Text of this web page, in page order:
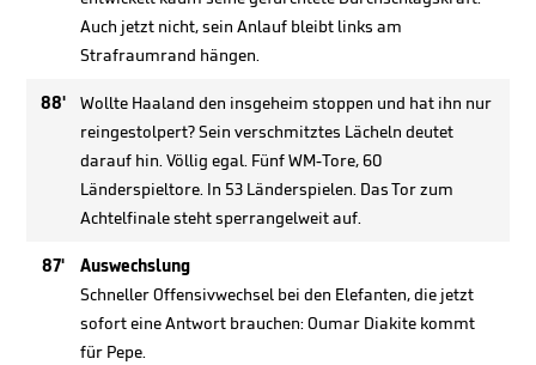
Auch jetzt nicht, sein Anlauf bleibt links am
Strafraumrand hängen.
88'
Wollte Haaland den insgeheim stoppen und hat ihn nur
reingestolpert? Sein verschmitztes Lächeln deutet
darauf hin. Völlig egal. Fünf WM-Tore, 60
Länderspieltore. In 53 Länderspielen. Das Tor zum
Achtelfinale steht sperrangelweit auf.
87'
Auswechslung
Schneller Offensivwechsel bei den Elefanten, die jetzt
sofort eine Antwort brauchen: Oumar Diakite kommt
für Pepe.